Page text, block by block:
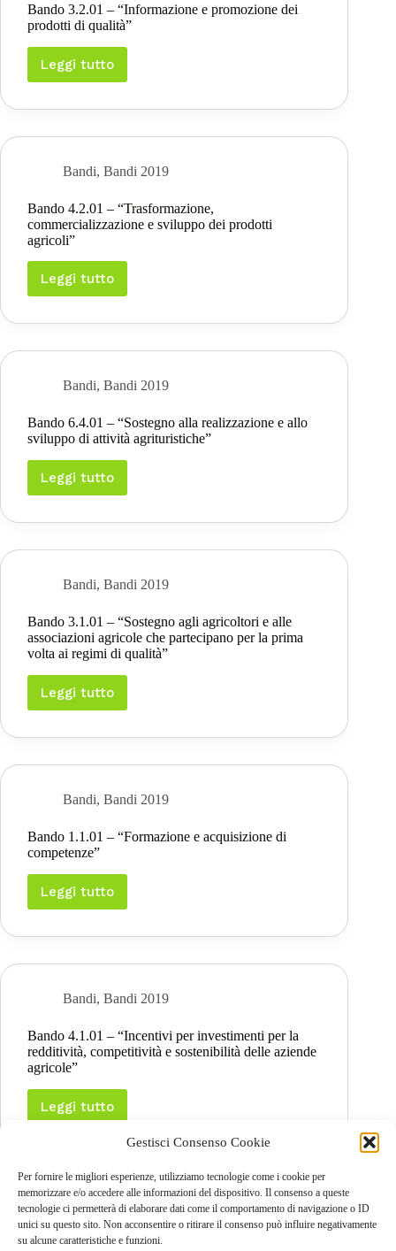
Gestisci Consenso Cookie
Per fornire le migliori esperienze, utilizziamo tecnologie come i cookie per
memorizzare e/o accedere alle informazioni del dispositivo. Il consenso a queste
tecnologie ci permetterà di elaborare dati come il comportamento di navigazione o ID
unici su questo sito. Non acconsentire o ritirare il consenso può influire negativamente
su alcune caratteristiche e funzioni.
valorizzazione
del
patrimonio
rurale”
Bando 3.2.01 – “Informazione e promozione dei
prodotti di qualità”
Leggi tutto
Bando
3.2.01
e
dei
prodotti
qualità”
Bandi, Bandi 2019
Bando 4.2.01 – “Trasformazione,
commercializzazione e sviluppo dei prodotti
agricoli”
Leggi tutto
Bando
4.2.01
commercializzazione
sviluppo
agricoli”
Bandi, Bandi 2019
Bando 6.4.01 – “Sostegno alla realizzazione e allo
sviluppo di attività agrituristiche”
Leggi tutto
Bando
6.4.01
alla
e
allo
di
attività
agrituristiche”
Bandi, Bandi 2019
Bando 3.1.01 – “Sostegno agli agricoltori e alle
associazioni agricole che partecipano per la prima
volta ai regimi di qualità”
Leggi tutto
Bando
3.1.01
agli
e
alle
agricole
che
partecipano
per
la
volta
qualità”
Bandi, Bandi 2019
Bando 1.1.01 – “Formazione e acquisizione di
competenze”
Leggi tutto
Bando
1.1.01
e
di
competenze”
Bandi, Bandi 2019
Bando 4.1.01 – “Incentivi per investimenti per la
redditività, competitività e sostenibilità delle aziende
agricole”
Leggi tutto
Bando
per
investimenti
per
la
redditività,
PREC